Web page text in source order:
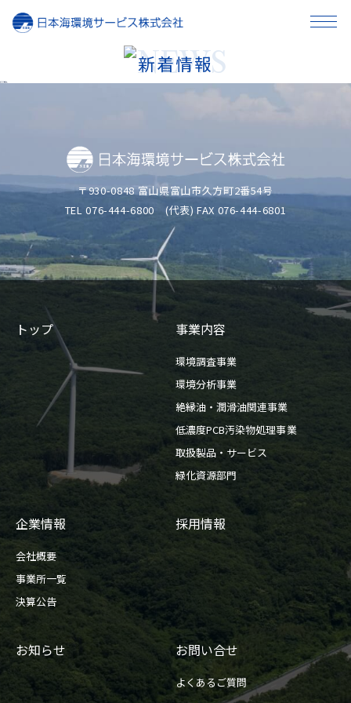
採用情報
お知らせ
お問い合わせ
新着情報
〒930-0848 富山県富山市久方町2番54号
TEL 076-444-6800 (代表) FAX 076-444-6801
トップ 事業内容
環境調査事業
環境分析事業
絶縁油・潤滑油関連事業
低濃度PCB汚染物処理事業
取扱製品・サービス
緑化資源部門
企業情報
会社概要
事業所一覧
決算公告
採用情報
お知らせ お問い合せ
よくあるご質問